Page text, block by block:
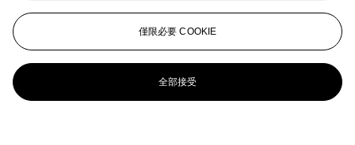
僅限必要 COOKIE
全部接受